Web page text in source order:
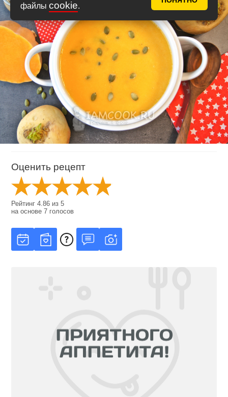
файлы cookie.
Оценить рецепт
Рейтинг4.86 из5
на основе7 голосов